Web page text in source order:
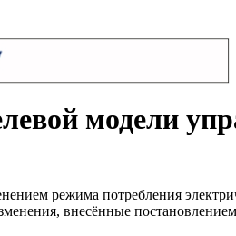
модели
режима потребления
внесённые